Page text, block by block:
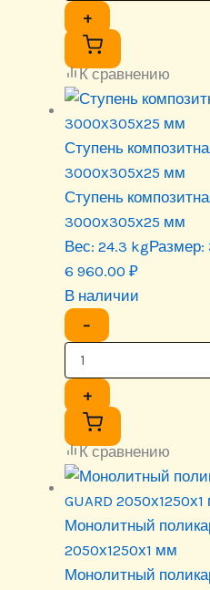
+
К сравнению
Ступень
3000х305х25 мм
Ступень
3000х305х25 мм
Вес: 24.3 kgРазмер:
6 960.00 ₽
В наличии
−
+
К сравнению
Монолитный
2050х1250х1 мм
Монолитный